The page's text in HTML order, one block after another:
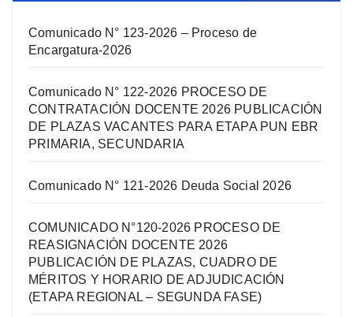
Comunicado N° 123-2026 – Proceso de
Encargatura-2026
Comunicado N° 122-2026 PROCESO DE
CONTRATACIÓN DOCENTE 2026 PUBLICACIÓN
DE PLAZAS VACANTES PARA ETAPA PUN EBR
PRIMARIA, SECUNDARIA
Comunicado N° 121-2026 Deuda Social 2026
COMUNICADO N°120-2026 PROCESO DE
REASIGNACIÓN DOCENTE 2026
PUBLICACIÓN DE PLAZAS, CUADRO DE
MÉRITOS Y HORARIO DE ADJUDICACIÓN
(ETAPA REGIONAL – SEGUNDA FASE)